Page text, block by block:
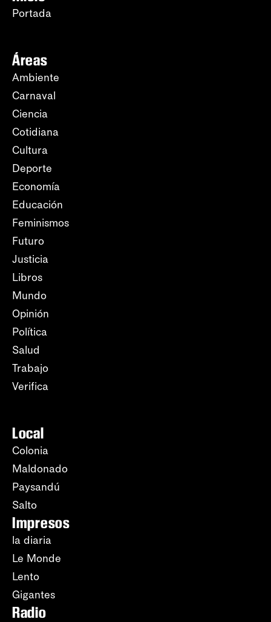
Portada
Áreas
Ambiente
Carnaval
Ciencia
Cotidiana
Cultura
Deporte
Economía
Educación
Feminismos
Futuro
Justicia
Libros
Mundo
Opinión
Política
Salud
Trabajo
Verifica
Local
Colonia
Maldonado
Paysandú
Salto
Impresos
la diaria
Le Monde
Lento
Gigantes
Radio